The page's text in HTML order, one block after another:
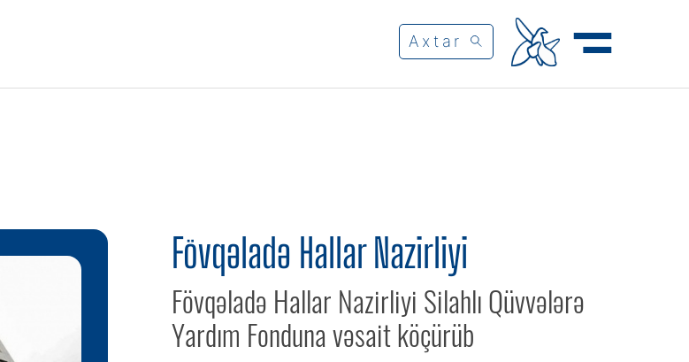
Fövqəladə Hallar Nazirliyi
Fövqəladə Hallar Nazirliyi Silahlı Qüvvələrə
Yardım Fonduna vəsait köçürüb